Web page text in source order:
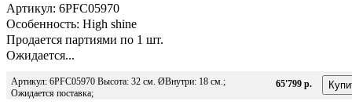
Артикул: 6PFC05970
Особенность: High shine
Продается партиями по 1 шт.
Ожидается...
Артикул: 6PFC05970 Высота: 32 см. ØВнутри: 18 см.;
Ожидается поставка;
65'799 р.